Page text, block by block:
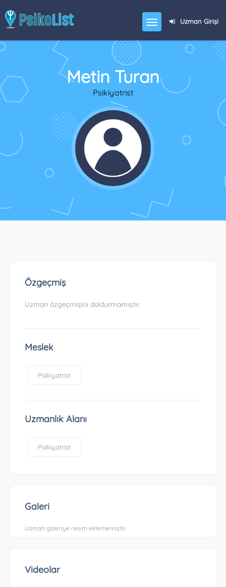
Uzman Girişi
Metin Turan
Psikiyatrist
Özgeçmiş
Uzman özgeçmişini doldurmamıştır.
Meslek
Psikiyatrist
Uzmanlık Alanı
Psikiyatrist
Galeri
Uzman galeriye resim eklememiştir.
Videolar